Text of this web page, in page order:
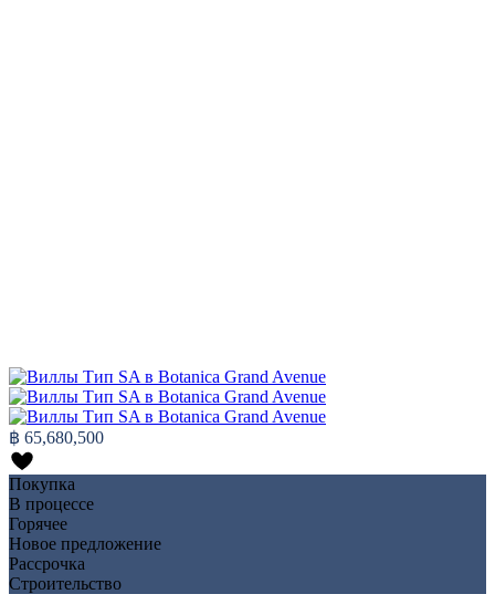
฿ 65,680,500
Покупка
В процессе
Горячее
Новое предложение
Рассрочка
Строительство